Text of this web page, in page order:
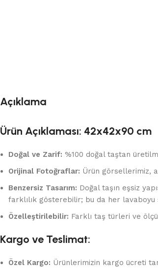
Açıklama
Ürün Açıklaması: 42x42x90 cm
Doğal ve Zarif: %100 doğal taştan
Orijinal Fotoğraflar: Ürün görsellerimiz,
Benzersiz Tasarım: Doğal taşın eşsiz
farklılık gösterebilir; bu da her lavaboyu
Özelleştirilebilir: Farklı taş türleri ve
Kargo ve Teslimat:
Özel Kargo: Ürünlerimizin kargo ücreti